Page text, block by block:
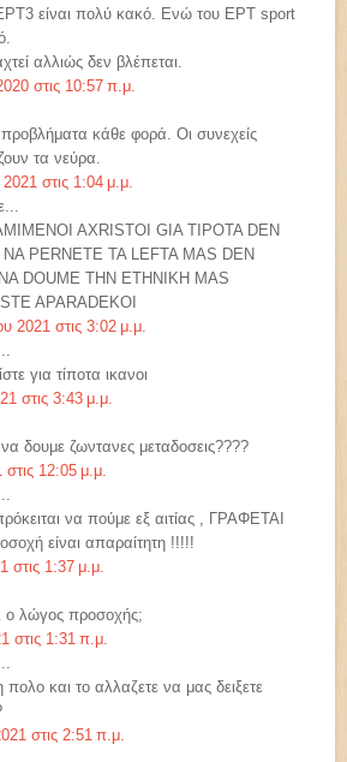
είναι πολύ κακό. Ενώ του ΕΡΤ sport
αλλιώς δεν βλέπεται.
στις 10:57 π.μ.
κάθε φορά. Οι συνεχείς
τα νεύρα.
στις 1:04 μ.μ.
AXRISTOI GIA TIPOTA DEN
PERNETE TA LEFTA MAS DEN
DOUME THN ETHNIKH MAS
APARADEKOI
2021 στις 3:02 μ.μ.
για τίποτα ικανοι
στις 3:43 μ.μ.
δουμε ζωντανες μεταδοσεις????
12:05 μ.μ.
να πούμε εξ αιτίας , ΓΡΑΦΕΤΑΙ
είναι απαραίτητη !!!!!
στις 1:37 μ.μ.
ο λώγος προσοχής;
στις 1:31 π.μ.
πολο και το αλλαζετε να μας δειξετε
στις 2:51 π.μ.